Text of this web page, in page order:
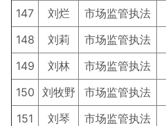
147
刘烂 市场监管执法
148
刘莉 市场监管执法
149
刘林 市场监管执法
150 刘牧野 市场监管执法
151
刘琴 市场监管执法